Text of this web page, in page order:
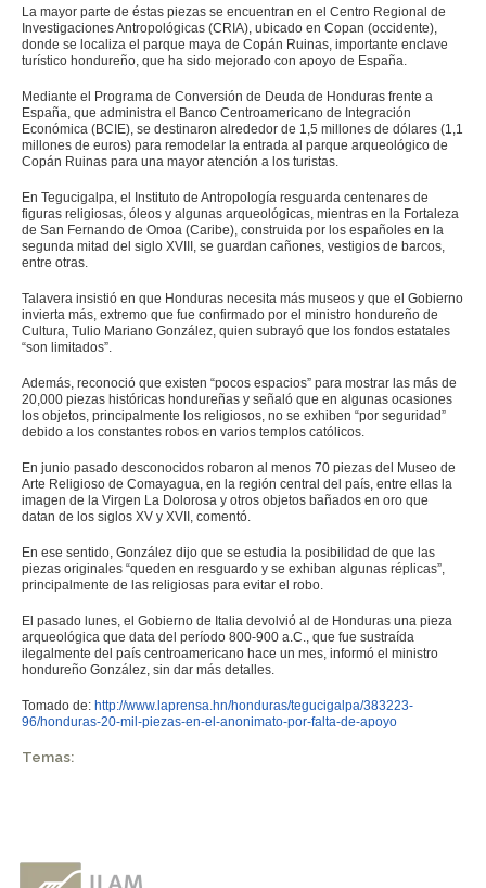
La mayor parte de éstas piezas se encuentran en el Centro Regional de
Investigaciones Antropológicas (CRIA), ubicado en Copan (occidente),
donde se localiza el parque maya de Copán Ruinas, importante enclave
turístico hondureño, que ha sido mejorado con apoyo de España.
Mediante el Programa de Conversión de Deuda de Honduras frente a
España, que administra el Banco Centroamericano de Integración
Económica (BCIE), se destinaron alrededor de 1,5 millones de dólares (1,1
millones de euros) para remodelar la entrada al parque arqueológico de
Copán Ruinas para una mayor atención a los turistas.
En Tegucigalpa, el Instituto de Antropología resguarda centenares de
figuras religiosas, óleos y algunas arqueológicas, mientras en la Fortaleza
de San Fernando de Omoa (Caribe), construida por los españoles en la
segunda mitad del siglo XVIII, se guardan cañones, vestigios de barcos,
entre otras.
Talavera insistió en que Honduras necesita más museos y que el Gobierno
invierta más, extremo que fue confirmado por el ministro hondureño de
Cultura, Tulio Mariano González, quien subrayó que los fondos estatales
“son limitados”.
Además, reconoció que existen “pocos espacios” para mostrar las más de
20,000 piezas históricas hondureñas y señaló que en algunas ocasiones
los objetos, principalmente los religiosos, no se exhiben “por seguridad”
debido a los constantes robos en varios templos católicos.
En junio pasado desconocidos robaron al menos 70 piezas del Museo de
Arte Religioso de Comayagua, en la región central del país, entre ellas la
imagen de la Virgen La Dolorosa y otros objetos bañados en oro que
datan de los siglos XV y XVII, comentó.
En ese sentido, González dijo que se estudia la posibilidad de que las
piezas originales “queden en resguardo y se exhiban algunas réplicas”,
principalmente de las religiosas para evitar el robo.
El pasado lunes, el Gobierno de Italia devolvió al de Honduras una pieza
arqueológica que data del período 800-900 a.C., que fue sustraída
ilegalmente del país centroamericano hace un mes, informó el ministro
hondureño González, sin dar más detalles.
Tomado de: http://www.laprensa.hn/honduras/tegucigalpa/383223-
96/honduras-20-mil-piezas-en-el-anonimato-por-falta-de-apoyo
Temas: